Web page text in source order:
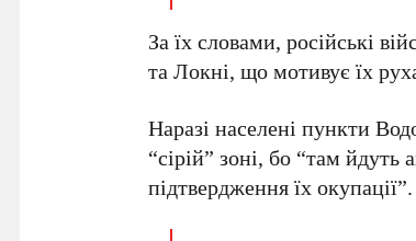
За їх словами, російські
та Локні, що мотивує їх
Наразі населені пункти
“сірій” зоні, бо “там йдуть
підтвердження їх окупації”.